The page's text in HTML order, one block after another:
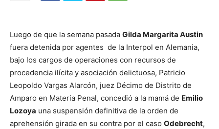
Luego de que la semana pasada Gilda Margarita Austin
fuera detenida por agentes de la Interpol en Alemania,
bajo los cargos de operaciones con recursos de
procedencia ilícita y asociación delictuosa, Patricio
Leopoldo Vargas Alarcón, juez Décimo de Distrito de
Amparo en Materia Penal, concedió a la mamá de Emilio
Lozoya una suspensión definitiva de la orden de
aprehensión girada en su contra por el caso Odebrecht,